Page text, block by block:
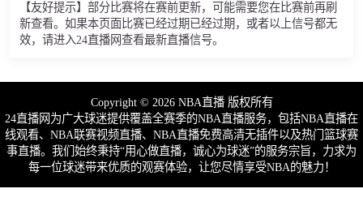
【友好提示】部分比赛将在赛前更新，可能需要您在比赛前再刷
新查看。如果本页面比赛已经过期已经过期，或者以上信号都无
效，请进入24直播网查看最新直播信号。
Copyright © 2026 NBA直播 版权所有
24直播网为广大球迷提供覆盖全赛季的NBA直播服务，包括NBA直播在
线观看、NBA联赛视频直播、NBA直播免费高清无插件以及热门篮球赛
事直播。我们始终秉持“用心做直播，诚心为球迷”的服务宗旨，力求为
每一位球迷带来优质的观赛体验，让您尽情享受NBA的魅力！